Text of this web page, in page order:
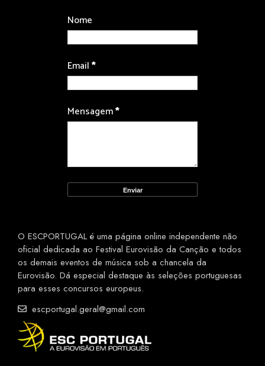
Nome
Email*
Mensagem*
O ESCPORTUGAL é uma página online independente não
oficial dedicada ao Festival Eurovisão da Canção e todos
os demais eventos de música sob a chancela da
Eurovisão. Dá especial destaque às seleções portuguesas
para esses concursos europeus.
escportugal.geral@gmail.com